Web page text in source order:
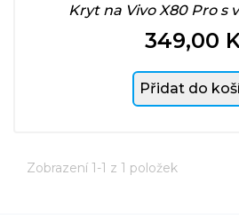
Kryt na Vivo X80 Pro s
Cena
349,00
Přidat do
Zobrazení 1-1 z 1 položek